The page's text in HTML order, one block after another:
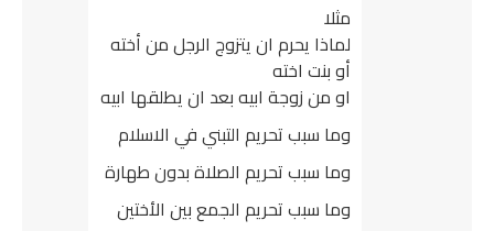
مثلا
لماذا يحرم ان يتزوج الرجل من أخته
أو بنت اخته
او من زوجة ابيه بعد ان يطلقها ابيه
وما سبب تحريم التبني في الاسلام
وما سبب تحريم الصلاة بدون طهارة
وما سبب تحريم الجمع بين الأختين